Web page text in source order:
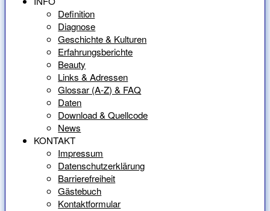
Definition
Diagnose
Geschichte & Kulturen
Erfahrungsberichte
Beauty
Links & Adressen
Glossar (A-Z) & FAQ
Daten
Download & Quellcode
News
KONTAKT
Impressum
Datenschutzerklärung
Barrierefreiheit
Gästebuch
Kontaktformular